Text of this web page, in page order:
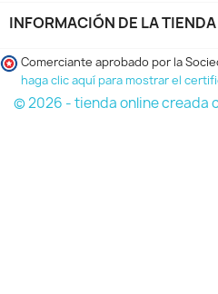
INFORMACIÓN DE LA TIENDA
Comerciante aprobado por la
haga clic aquí para mostrar el
© 2026 - tienda online creada